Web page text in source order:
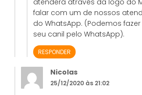
falar com um de nossos
do WhatsApp. (Podemos
seu canil pelo WhatsApp).
RESPONDER
Nicolas
25/12/2020 às 21:02